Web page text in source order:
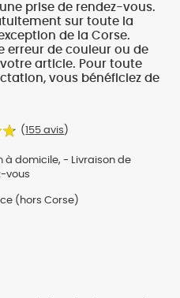
prise de rendez-vous.
sur toute la
de la Corse.
erreur de couleur ou de
article. Pour toute
vous bénéficiez de
(155 avis )
à domicile, - Livraison de
vous
(hors Corse)